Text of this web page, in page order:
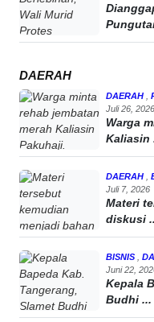
DAERAH
DAERAH
Juli 26, 2026
Warga
Kaliasin
DAERAH
Juli 7, 2026
Materi
diskusi
BISNIS
Juni 22,
Kepala
Budhi ...